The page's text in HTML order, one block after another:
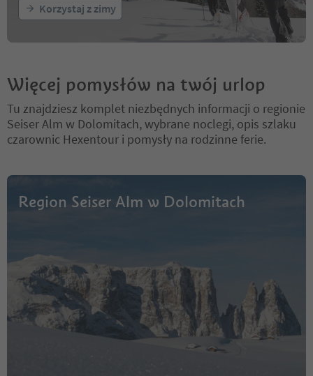
Korzystaj z zimy
Więcej pomysłów na twój urlop
Tu znajdziesz komplet niezbędnych informacji o regionie
Seiser Alm w Dolomitach, wybrane noclegi, opis szlaku
czarownic Hexentour i pomysły na rodzinne ferie.
Region Seiser Alm w Dolomitach